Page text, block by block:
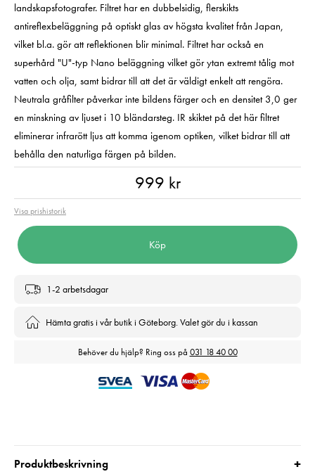
landskapsfotografer. Filtret har en dubbelsidig, flerskikts
antireflexbeläggning på optiskt glas av högsta kvalitet från Japan,
vilket bl.a. gör att reflektionen blir minimal. Filtret har också en
superhård "U"-typ Nano beläggning vilket gör ytan extremt tålig mot
vatten och olja, samt bidrar till att det är väldigt enkelt att rengöra.
Neutrala gråfilter påverkar inte bildens färger och en densitet 3,0 ger
en minskning av ljuset i 10 bländarsteg. IR skiktet på det här filtret
eliminerar infrarött ljus att komma igenom optiken, vilket bidrar till att
behålla den naturliga färgen på bilden.
999 kr
Visa prishistorik
Köp
1-2 arbetsdagar
Hämta gratis i vår butik i Göteborg. Valet gör du i kassan
Behöver du hjälp? Ring oss på 031 18 40 00
Produktbeskrivning +